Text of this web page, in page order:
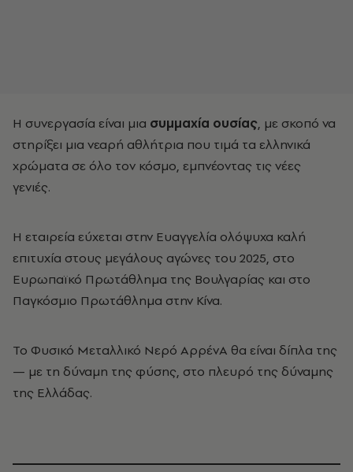
Η συνεργασία είναι μια συμμαχία ουσίας, με σκοπό να
στηρίξει μια νεαρή αθλήτρια που τιμά τα ελληνικά
χρώματα σε όλο τον κόσμο, εμπνέοντας τις νέες
γενιές.
Η εταιρεία εύχεται στην Ευαγγελία ολόψυχα καλή
επιτυχία στους μεγάλους αγώνες του 2025, στο
Ευρωπαϊκό Πρωτάθλημα της Βουλγαρίας και στο
Παγκόσμιο Πρωτάθλημα στην Κίνα.
Το Φυσικό Μεταλλικό Νερό ΑρρένΑ θα είναι δίπλα της
— με τη δύναμη της φύσης, στο πλευρό της δύναμης
της Ελλάδας.